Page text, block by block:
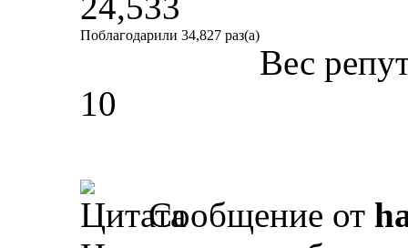
Поблагодарили 34,827 раз(а)
Вес
10
Сообщение от